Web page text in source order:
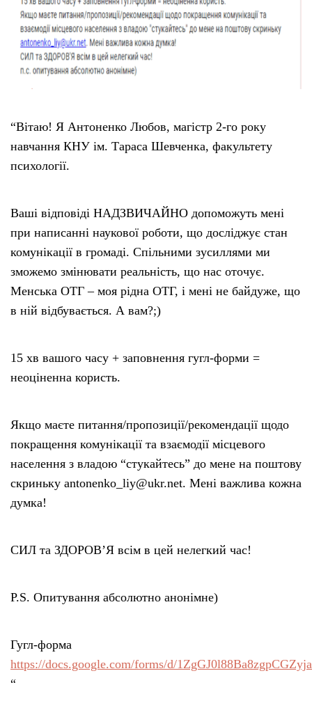
“Вітаю! Я Антоненко Любов, магістр 2-го року
навчання КНУ ім. Тараса Шевченка, факультету
психології.
Ваші відповіді НАДЗВИЧАЙНО допоможуть мені
при написанні наукової роботи, що досліджує стан
комунікації в громаді. Спільними зусиллями ми
зможемо змінювати реальність, що нас оточує.
Менська ОТГ – моя рідна ОТГ, і мені не байдуже, що
в ній відбувається. А вам?;)
15 хв вашого часу + заповнення гугл-форми =
неоціненна користь.
Якщо маєте питання/пропозиції/рекомендації щодо
покращення комунікації та взаємодії місцевого
населення з владою “стукайтесь” до мене на поштову
скриньку antonenko_liy@ukr.net. Мені важлива кожна
думка!
СИЛ та ЗДОРОВ’Я всім в цей нелегкий час!
P.S. Опитування абсолютно анонімне)
Гугл-форма
https://docs.google.com/forms/d/
“